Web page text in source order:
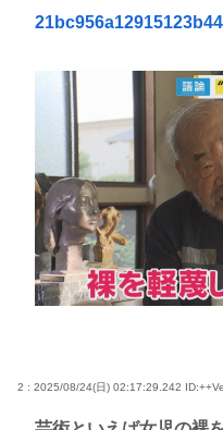
2 : 2025/08/24(日) 02:17:29.242